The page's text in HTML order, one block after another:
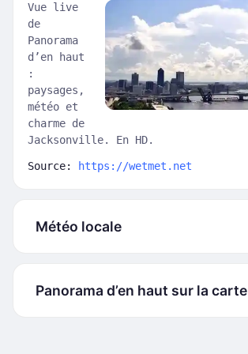
Vue live
de
Panorama
d’en haut
:
paysages,
météo et
charme de
Jacksonville. En HD.
Source: https://wetmet.net
Météo locale
Panorama d’en haut sur la carte